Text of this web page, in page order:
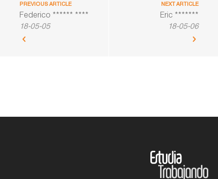
PREVIOUS ARTICLE
Federico ****** ****
18-05-05
NEXT ARTICLE
Eric *******
18-05-06